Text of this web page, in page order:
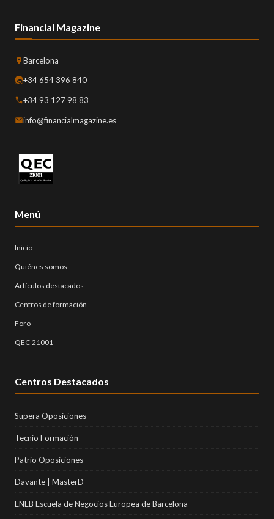
Financial Magazine
Barcelona
+34 654 396 840
+34 93 127 98 83
info@financialmagazine.es
Menú
Inicio
Quiénes somos
Artículos destacados
Centros de formación
Foro
QEC-21001
Centros Destacados
Supera Oposiciones
Tecnio Formación
Patrio Oposiciones
Davante | MasterD
ENEB Escuela de Negocios Europea de Barcelona